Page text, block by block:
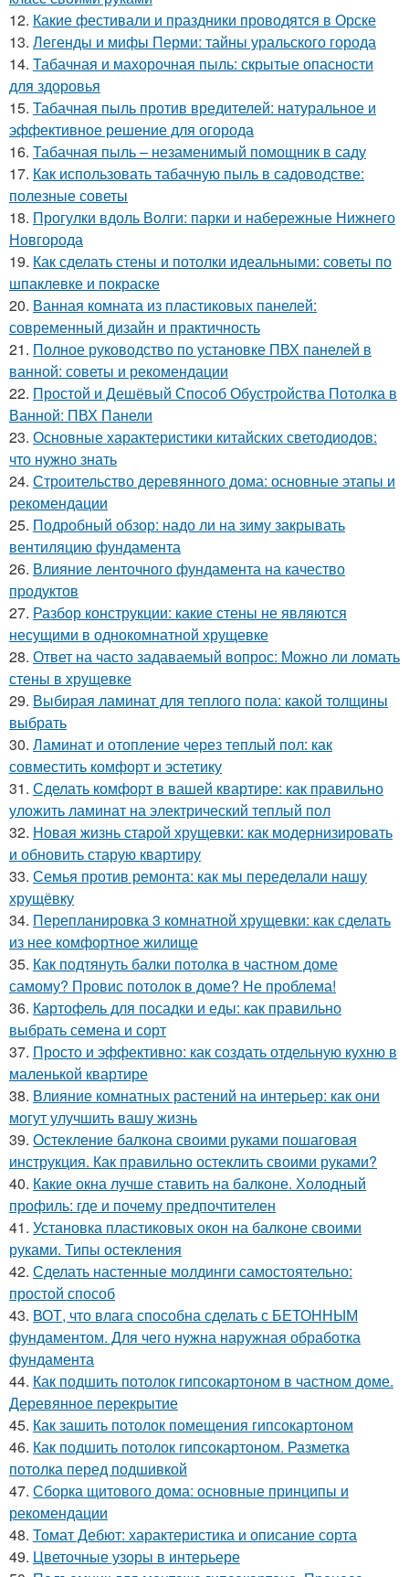
12. Какие фестивали и праздники проводятся в Орске
13. Легенды и мифы Перми: тайны уральского города
14. Табачная и махорочная пыль: скрытые опасности
для здоровья
15. Табачная пыль против вредителей: натуральное и
эффективное решение для огорода
16. Табачная пыль – незаменимый помощник в саду
17. Как использовать табачную пыль в садоводстве:
полезные советы
18. Прогулки вдоль Волги: парки и набережные Нижнего
Новгорода
19. Как сделать стены и потолки идеальными: советы по
шпаклевке и покраске
20. Ванная комната из пластиковых панелей:
современный дизайн и практичность
21. Полное руководство по установке ПВХ панелей в
ванной: советы и рекомендации
22. Простой и Дешёвый Способ Обустройства Потолка в
Ванной: ПВХ Панели
23. Основные характеристики китайских светодиодов:
что нужно знать
24. Строительство деревянного дома: основные этапы и
рекомендации
25. Подробный обзор: надо ли на зиму закрывать
вентиляцию фундамента
26. Влияние ленточного фундамента на качество
продуктов
27. Разбор конструкции: какие стены не являются
несущими в однокомнатной хрущевке
28. Ответ на часто задаваемый вопрос: Можно ли ломать
стены в хрущевке
29. Выбирая ламинат для теплого пола: какой толщины
выбрать
30. Ламинат и отопление через теплый пол: как
совместить комфорт и эстетику
31. Сделать комфорт в вашей квартире: как правильно
уложить ламинат на электрический теплый пол
32. Новая жизнь старой хрущевки: как модернизировать
и обновить старую квартиру
33. Семья против ремонта: как мы переделали нашу
хрущёвку
34. Перепланировка 3 комнатной хрущевки: как сделать
из нее комфортное жилище
35. Как подтянуть балки потолка в частном доме
самому? Провис потолок в доме? Не проблема!
36. Картофель для посадки и еды: как правильно
выбрать семена и сорт
37. Просто и эффективно: как создать отдельную кухню в
маленькой квартире
38. Влияние комнатных растений на интерьер: как они
могут улучшить вашу жизнь
39. Остекление балкона своими руками пошаговая
инструкция. Как правильно остеклить своими руками?
40. Какие окна лучше ставить на балконе. Холодный
профиль: где и почему предпочтителен
41. Установка пластиковых окон на балконе своими
руками. Типы остекления
42. Сделать настенные молдинги самостоятельно:
простой способ
43. ВОТ, что влага способна сделать с БЕТОННЫМ
фундаментом. Для чего нужна наружная обработка
фундамента
44. Как подшить потолок гипсокартоном в частном доме.
Деревянное перекрытие
45. Как зашить потолок помещения гипсокартоном
46. Как подшить потолок гипсокартоном. Разметка
потолка перед подшивкой
47. Сборка щитового дома: основные принципы и
рекомендации
48. Томат Дебют: характеристика и описание сорта
49. Цветочные узоры в интерьере